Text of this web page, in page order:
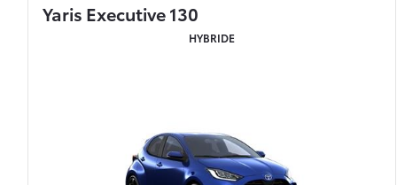
Yaris Executive 130
HYBRIDE